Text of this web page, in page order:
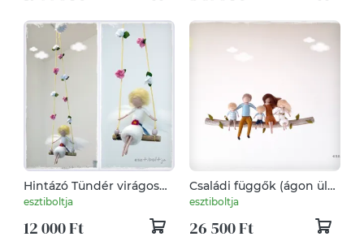
Hintázó Tündér virágos
hintán - tűnemezelt
baba, függő, dísz
esztiboltja
12 000 Ft
Családi függők (ágon ülő)
- egyedi rendelésre
készülnek
esztiboltja
26 500 Ft